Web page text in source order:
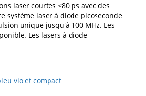
laser courtes <80 ps avec des
système laser à diode picoseconde
unique jusqu'à 100 MHz. Les
Les lasers à diode